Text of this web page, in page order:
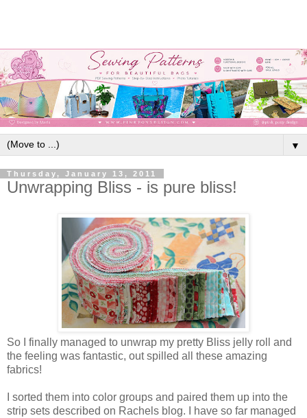
▼
Thursday, January 13, 2011
Unwrapping Bliss - is pure bliss!
So I finally managed to unwrap my pretty Bliss jelly roll and
the feeling was fantastic, out spilled all these amazing
fabrics!
I sorted them into color groups and paired them up into the
strip sets described on Rachels blog. I have so far managed